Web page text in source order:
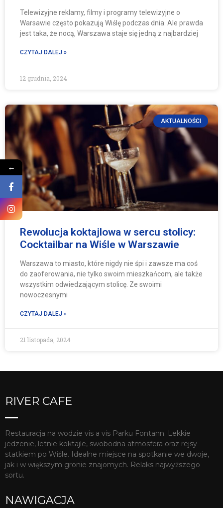
Telewizyjne reklamy, filmy i programy telewizyjne o
Warsawie często pokazują Wiślę podczas dnia. Ale prawda
jest taka, że nocą, Warszawa staje się jedną z najbardziej
CZYTAJ DALEJ »
12 grudnia, 2024
AKTUALNOŚCI
Rewolucja koktajlowa w sercu stolicy:
Cocktailbar na Wiśle w Warszawie
Warszawa to miasto, które nigdy nie śpi i zawsze ma coś
do zaoferowania, nie tylko swoim mieszkańcom, ale także
wszystkim odwiedzającym stolicę. Ze swoimi
nowoczesnymi
CZYTAJ DALEJ »
21 listopada, 2024
RIVER CAFE
Restauracja na wodzie vis a vis Parku Fontann. Lekkie
jedzenie, letnie koktajle, swobodna atmosfera oraz rejsy
statkiem po Wiśle. Idealne miejsce na spotkanie we dwoje,
jak i w większym gronie znajomych. Relaks najwyższego
sortu.
NAWIGACJA
←